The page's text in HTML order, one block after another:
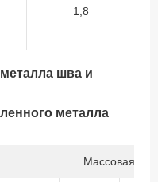
1,8
шва и
металла
Массовая